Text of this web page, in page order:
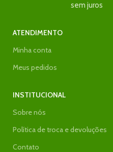
sem juros
ATENDIMENTO
Minha conta
Meus pedidos
INSTITUCIONAL
Sobre nós
Política de troca e devoluções
Contato